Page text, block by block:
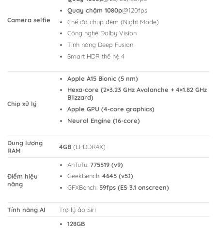
Camera selfie
Quay chậm 1080p@120fps
Chế độ chụp đêm (Night Mode)
Công nghệ Dolby Vision
Tính năng Deep Fusion
Smart HDR thế hệ 4
Chip xử lý
Apple A15 Bionic (5 nm)
Hexa-core (2×3.23 GHz Avalanche + 4×1.82 GHz
Blizzard)
Apple GPU (4-core graphics)
Neural Engine (16-core)
Dung lượng
RAM
4GB (LPDDR4X)
Điểm hiệu
năng
AnTuTu:775519 (v9)
GeekBench:4645 (v5.1)
GFXBench: 59fps (ES 3.1 onscreen)
Tính năng AI Trợ lý ảo Siri
128GB